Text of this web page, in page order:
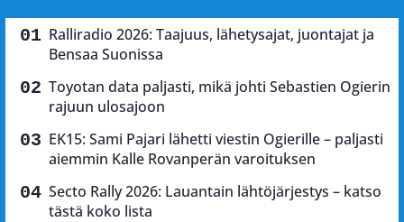
Ralliradio 2026: Taajuus, lähetysajat, juontajat ja
Bensaa Suonissa
Toyotan data paljasti, mikä johti Sebastien Ogierin
rajuun ulosajoon
EK15: Sami Pajari lähetti viestin Ogierille – paljasti
aiemmin Kalle Rovanperän varoituksen
Secto Rally 2026: Lauantain lähtöjärjestys – katso
tästä koko lista